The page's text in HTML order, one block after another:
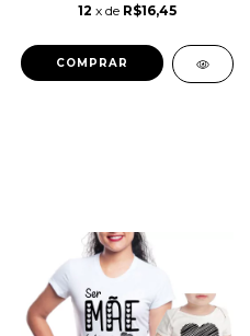
12 x de R$16,45
COMPRAR